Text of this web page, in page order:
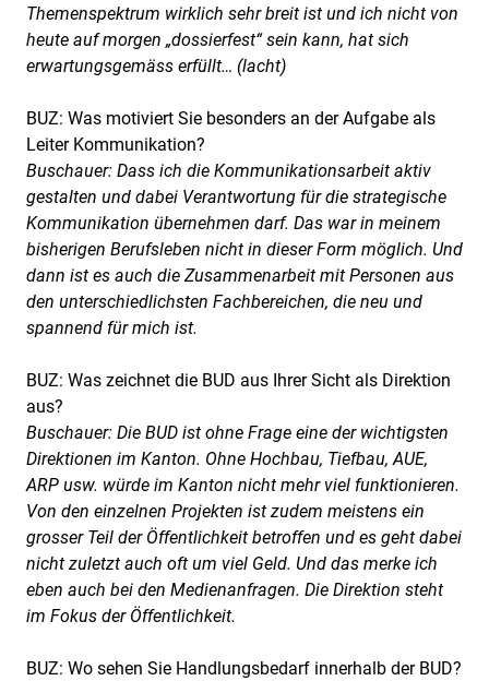
Themenspektrum wirklich sehr breit ist und ich nicht von
heute auf morgen „dossierfest“ sein kann, hat sich
erwartungsgemäss erfüllt… (lacht)
BUZ: Was motiviert Sie besonders an der Aufgabe als
Leiter Kommunikation?
Buschauer: Dass ich die Kommunikationsarbeit aktiv
gestalten und dabei Verantwortung für die strategische
Kommunikation übernehmen darf. Das war in meinem
bisherigen Berufsleben nicht in dieser Form möglich. Und
dann ist es auch die Zusammenarbeit mit Personen aus
den unterschiedlichsten Fachbereichen, die neu und
spannend für mich ist.
BUZ: Was zeichnet die BUD aus Ihrer Sicht als Direktion
aus?
Buschauer: Die BUD ist ohne Frage eine der wichtigsten
Direktionen im Kanton. Ohne Hochbau, Tiefbau, AUE,
ARP usw. würde im Kanton nicht mehr viel funktionieren.
Von den einzelnen Projekten ist zudem meistens ein
grosser Teil der Öffentlichkeit betroffen und es geht dabei
nicht zuletzt auch oft um viel Geld. Und das merke ich
eben auch bei den Medienanfragen. Die Direktion steht
im Fokus der Öffentlichkeit.
BUZ: Wo sehen Sie Handlungsbedarf innerhalb der BUD?